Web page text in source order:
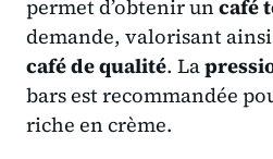
permet d’obtenir uncafé
demande, valorisant
café de qualité. La
bars est recommandée
riche en crème.